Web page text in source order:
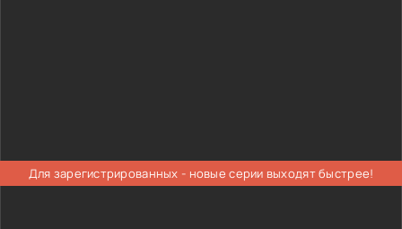
Для зарегистрированных - новые серии выходят быстрее!